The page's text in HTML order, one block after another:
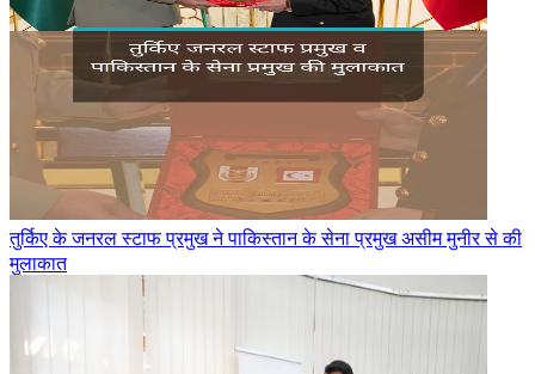
तुर्किए के जनरल स्टाफ प्रमुख ने पाकिस्तान के सेना प्रमुख असीम मुनीर से की
मुलाकात